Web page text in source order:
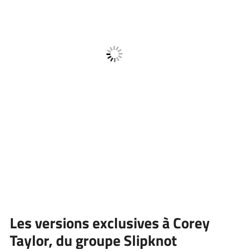
Les versions exclusives à Corey
Taylor, du groupe Slipknot